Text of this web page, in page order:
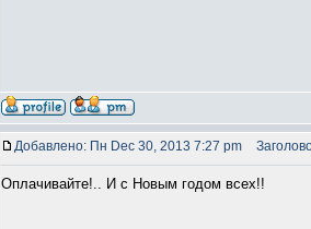
Добавлено: Пн Dec 30, 2013 7:27 pm
Оплачивайте!.. И с Новым годом всех!!